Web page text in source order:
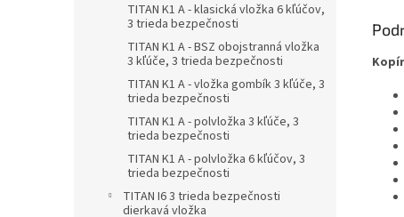
TITAN K1 A - klasická vložka 6 kľúčov,
3 trieda bezpečnosti
TITAN K1 A - BSZ obojstranná vložka
3 kľúče, 3 trieda bezpečnosti
TITAN K1 A - vložka gombík 3 kľúče, 3
trieda bezpečnosti
TITAN K1 A - polvložka 3 kľúče, 3
trieda bezpečnosti
TITAN K1 A - polvložka 6 kľúčov, 3
trieda bezpečnosti
TITAN I6 3 trieda bezpečnosti
dierkavá vložka